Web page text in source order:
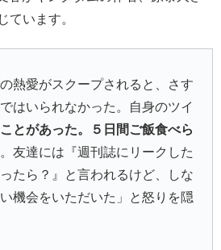
ています。
熱愛がスクープされると、さす
はいられなかった。自身のツイ
とがあった。５日間ご飯食べら
。友達には『週刊誌にリークした
たら？』と言われるけど、しな
機会をいただいた」と怒りを隠